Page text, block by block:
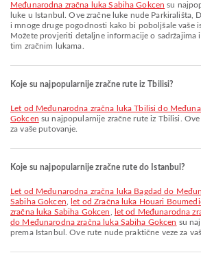
Međunarodna zračna luka Sabiha Gokcen su
luke u Istanbul. Ove zračne luke nude Parkirališta,
i mnoge druge pogodnosti kako bi poboljšale vaše
Možete provjeriti detaljne informacije o sadržajima
tim zračnim lukama.
Koje su najpopularnije zračne rute iz Tbilisi?
let od Međunarodna zračna luka Tbilisi do Međunarodna zračna luka Sabiha
Gokcen su najpopularnije zračne rute iz Tbilisi.
za vaše putovanje.
Koje su najpopularnije zračne rute do Istanbul?
let od Međunarodna zračna luka Bagdad do Međunarodna zračna luka
Sabiha Gokcen
let od Zračna luka Houari
zračna luka Sabiha Gokcen
let od Međunarodna
do Međunarodna zračna luka Sabiha Gokcen su
prema Istanbul. Ove rute nude praktične veze za